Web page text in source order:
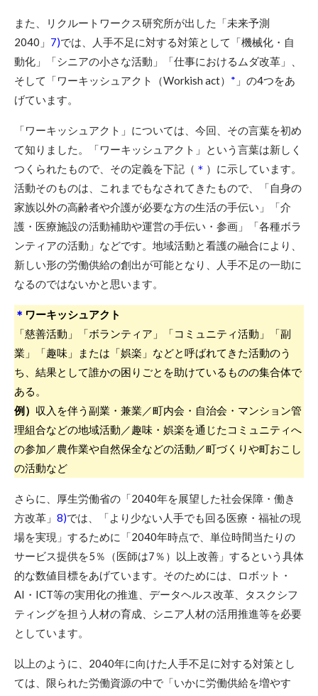
また、リクルートワークス研究所が出した「未来予測
2040」 7)では、人手不足に対する対策として「機械化・自
動化」「シニアの小さな活動」「仕事におけるムダ改革」、
そして「ワーキッシュアクト（Workish act） * 」の4つをあ
げています。
「ワーキッシュアクト」については、今回、その言葉を初め
て知りました。「ワーキッシュアクト」という言葉は新しく
つくられたもので、その定義を下記（ ＊ ）に示しています。
活動そのものは、これまでもなされてきたもので、「自身の
家族以外の高齢者や介護が必要な方の生活の手伝い」「介
護・医療施設の活動補助や運営の手伝い・参画」「各種ボラ
ンティアの活動」などです。地域活動と看護の融合により、
新しい形の労働供給の創出が可能となり、人手不足の一助に
なるのではないかと思います。
＊ ワーキッシュアクト
「慈善活動」「ボランティア」「コミュニティ活動」「副
業」「趣味」または「娯楽」などと呼ばれてきた活動のう
ち、結果として誰かの困りごとを助けているものの集合体で
ある。
例） 収入を伴う副業・兼業／町内会・自治会・マンション管
理組合などの地域活動／趣味・娯楽を通じたコミュニティへ
の参加／農作業や自然保全などの活動／町づくりや町おこし
の活動など
さらに、厚生労働省の「2040年を展望した社会保障・働き
方改革」 8)では、「より少ない人手でも回る医療・福祉の現
場を実現」するために「2040年時点で、単位時間当たりの
サービス提供を5％（医師は7％）以上改善」するという具体
的な数値目標をあげています。そのためには、ロボット・
AI・ICT等の実用化の推進、データヘルス改革、タスクシフ
ティングを担う人材の育成、シニア人材の活用推進等を必要
としています。
以上のように、2040年に向けた人手不足に対する対策とし
ては、限られた労働資源の中で「いかに労働供給を増やす